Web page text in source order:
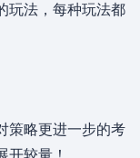
玩法，每种玩法都
策略更进一步的考